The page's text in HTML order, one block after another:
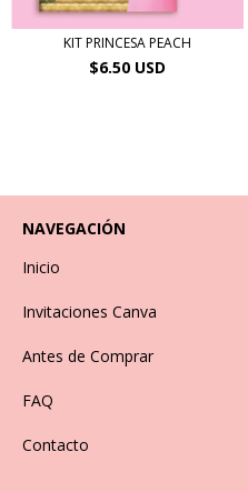
KIT PRINCESA PEACH
$6.50 USD
NAVEGACIÓN
Inicio
Invitaciones Canva
Antes de Comprar
FAQ
Contacto